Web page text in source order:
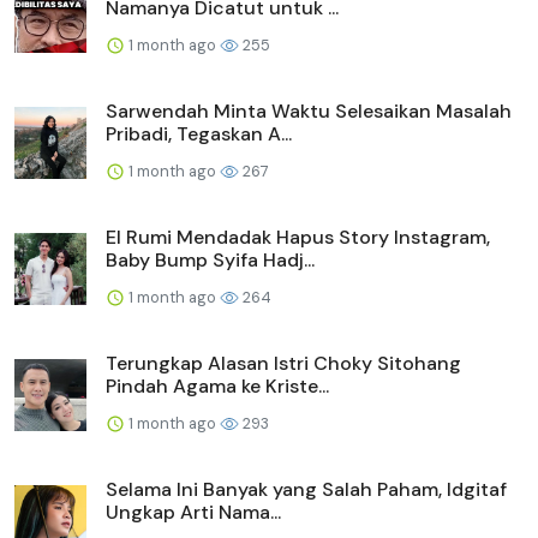
Namanya Dicatut untuk ...
1 month ago 255
Sarwendah Minta Waktu Selesaikan Masalah
Pribadi, Tegaskan A...
1 month ago 267
El Rumi Mendadak Hapus Story Instagram,
Baby Bump Syifa Hadj...
1 month ago 264
Terungkap Alasan Istri Choky Sitohang
Pindah Agama ke Kriste...
1 month ago 293
Selama Ini Banyak yang Salah Paham, Idgitaf
Ungkap Arti Nama...